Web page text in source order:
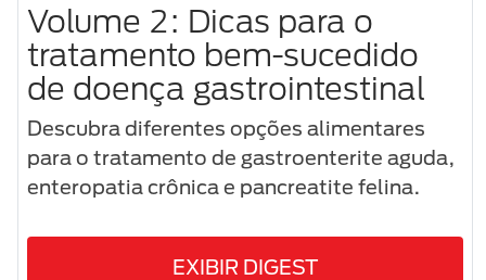
Volume 2: Dicas para o
tratamento bem-sucedido
de doença gastrointestinal
Descubra diferentes opções alimentares
para o tratamento de gastroenterite aguda,
enteropatia crônica e pancreatite felina.
EXIBIR DIGEST